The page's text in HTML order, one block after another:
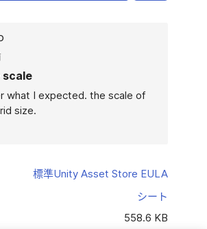
what I expected. the scale of
size.
標準Unity Asset Store EULA
シート
558.6 KB